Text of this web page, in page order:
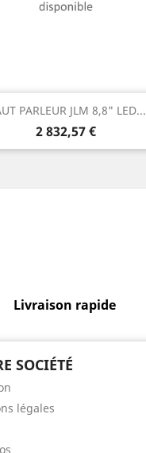
PARLEUR JLM 8,8" LED...
Prix
2 832,57 €
Aperçu rapide
Livraison rapide
SOCIÉTÉ
légales